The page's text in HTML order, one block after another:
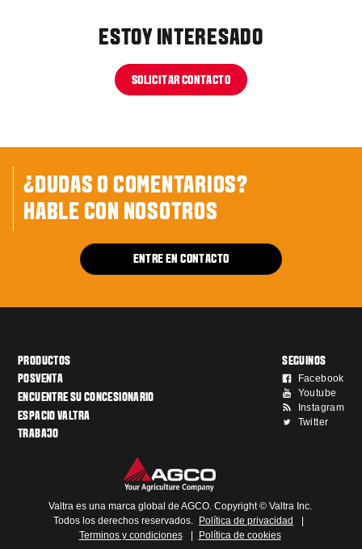
ESTOY INTERESADO
SOLICITAR CONTACTO
¿DUDAS O COMENTARIOS?
HABLE CON NOSOTROS
ENTRE EN CONTACTO
PRODUCTOS
POSVENTA
ENCUENTRE SU CONCESIONARIO
ESPACIO VALTRA
TRABAJO
SEGUINOS
Facebook
Youtube
Instagram
Twitter
Valtra es una marca global de AGCO. Copyright © Valtra Inc.
Todos los derechos reservados.
Política de privacidad
|
Terminos y condiciones
| Política de cookies